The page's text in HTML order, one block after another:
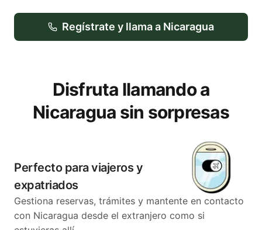
Regístrate y llama a Nicaragua
Disfruta llamando a
Nicaragua sin sorpresas
Perfecto para viajeros y
expatriados
Gestiona reservas, trámites y mantente en contacto
con Nicaragua desde el extranjero como si